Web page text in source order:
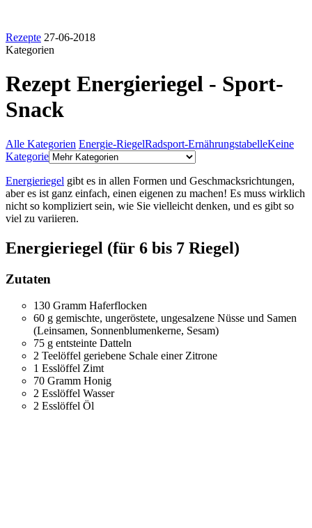
Rezepte 27-06-2018
Kategorien
Rezept Energieriegel - Sport-
Snack
Alle Kategorien Energie-RiegelRadsport-ErnährungstabelleKeine
Kategorie
Energieriegel gibt es in allen Formen und Geschmacksrichtungen,
aber es ist ganz einfach, einen eigenen zu machen! Es muss wirklich
nicht so kompliziert sein, wie Sie vielleicht denken, und es gibt so
viel zu variieren.
Energieriegel (für 6 bis 7 Riegel)
Zutaten
130 Gramm Haferflocken
60 g gemischte, ungeröstete, ungesalzene Nüsse und Samen
(Leinsamen, Sonnenblumenkerne, Sesam)
75 g entsteinte Datteln
2 Teelöffel geriebene Schale einer Zitrone
1 Esslöffel Zimt
70 Gramm Honig
2 Esslöffel Wasser
2 Esslöffel Öl